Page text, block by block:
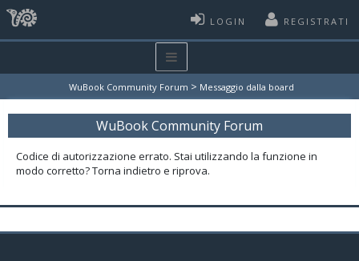
LOGIN REGISTRATI
WuBook Community Forum > Messaggio dalla board
WuBook Community Forum
Codice di autorizzazione errato. Stai utilizzando la funzione in
modo corretto? Torna indietro e riprova.